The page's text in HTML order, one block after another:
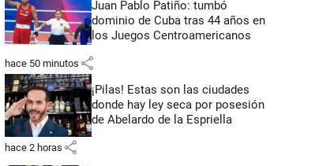
Juan Pablo Patiño: tumbó
dominio de Cuba tras 44 años en
los Juegos Centroamericanos
hace 50 minutos share
¡Pilas! Estas son las ciudades
donde hay ley seca por posesión
de Abelardo de la Espriella
hace 2 horas share